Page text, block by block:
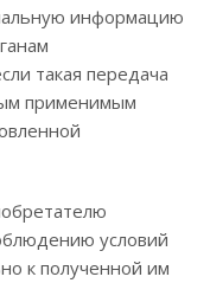
информацию
такая передача
применимым
условий
к полученной им